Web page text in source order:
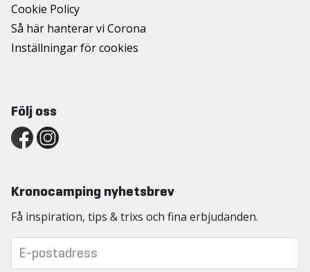
Cookie Policy
Så här hanterar vi Corona
Inställningar för cookies
Följ oss
Kronocamping nyhetsbrev
Få inspiration, tips & trixs och fina erbjudanden.